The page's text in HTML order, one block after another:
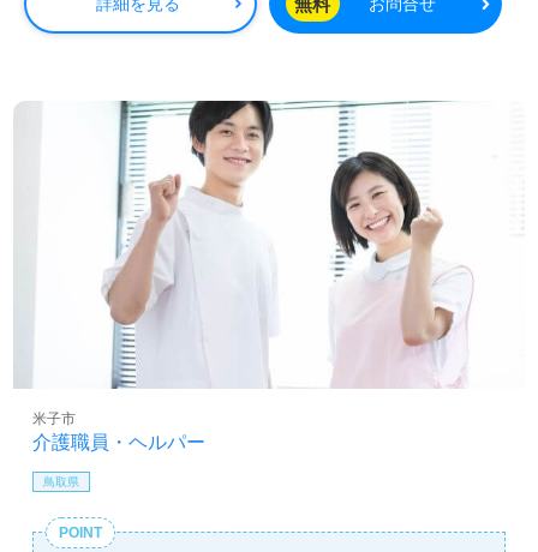
詳細を見る お問合せ
介護職員・ヘルパー
米子市
鳥取県
POINT